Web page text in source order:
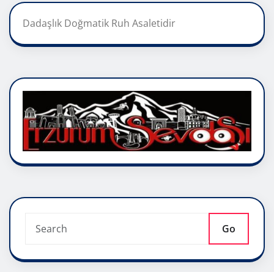
Dadaşlık Doğmatik Ruh Asaletidir
Go